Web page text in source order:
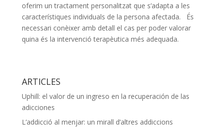
oferim un tractament personalitzat que s’adapta a les
característiques individuals de la persona afectada. És
necessari conèixer amb detall el cas per poder valorar
quina és la intervenció terapèutica més adequada.
ARTICLES
Uphill: el valor de un ingreso en la recuperación de las
adicciones
L’addicció al menjar: un mirall d’altres addiccions